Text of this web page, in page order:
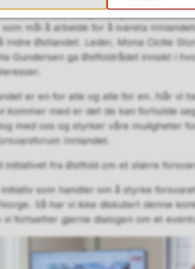
i Norge i dag. Et av disse
mål å arbeide for å ivareta
Indre Østlandet. Leder, Mona Cicilie
Gundersen ga Østfoldrådet innsikt i
er en for alle og alle for en. Når vi
kommer med er det de kan forholde
med oss og styrker våre muligheter
Innlandet.
initiativet fra Østfold om et større
som handler om å styrke
Så har vi ikke diskutert denne
fortsetter gjerne dialogen om et